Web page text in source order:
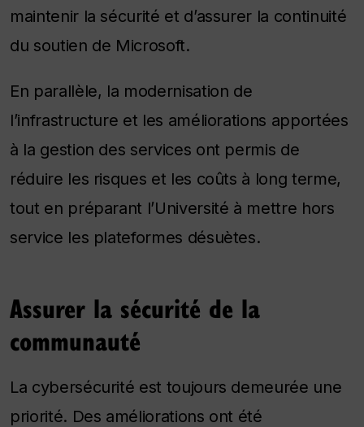
maintenir la sécurité et d’assurer la continuité
du soutien de Microsoft.
En parallèle, la modernisation de
l’infrastructure et les améliorations apportées
à la gestion des services ont permis de
réduire les risques et les coûts à long terme,
tout en préparant l’Université à mettre hors
service les plateformes désuètes.
Assurer la sécurité de la
communauté
La cybersécurité est toujours demeurée une
priorité. Des améliorations ont été